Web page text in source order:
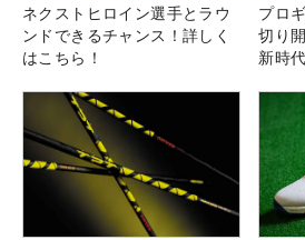
ネクストヒロイン選手とラウ
ンドできるチャンス！詳しく
はこちら！
プロ
切り
新時代